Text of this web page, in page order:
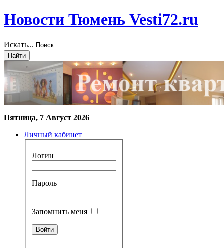
Новости Тюмень Vesti72.ru
Искать...
Пятница, 7 Август 2026
Личный кабинет
Логин
Пароль
Запомнить меня